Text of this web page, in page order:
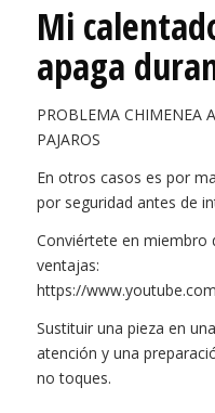
Mi
apaga
PROBLEMA CHIMENEA
PAJAROS
En otros casos es por
por seguridad antes de
Conviértete en miembro
ventajas:
https://
Sustituir una pieza en
atención y una
no toques.